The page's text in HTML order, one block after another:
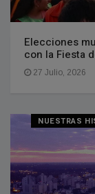
Elecciones
con la Fiesta
27 Julio, 2026
NUESTRAS